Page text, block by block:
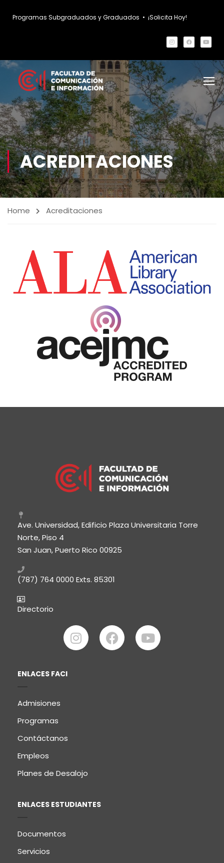
Programas Subgraduados y Graduados • ¡Solicita Hoy!
ACREDITACIONES
Home Acreditaciones
Ave. Universidad, Edificio Plaza Universitaria Torre
Norte, Piso 4
San Juan, Puerto Rico 00925
(787) 764 0000 Exts. 85301
Directorio
ENLACES FACI
Admisiones
Programas
Contáctanos
Empleos
Planes de Desalojo
ENLACES ESTUDIANTES
Documentos
Servicios